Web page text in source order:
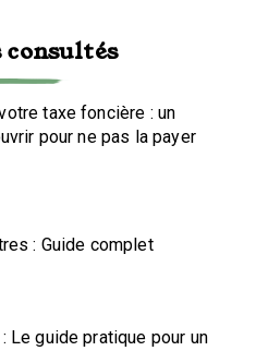
consultés
taxe foncière : un
pour ne pas la payer
: Guide complet
Le guide pratique pour un